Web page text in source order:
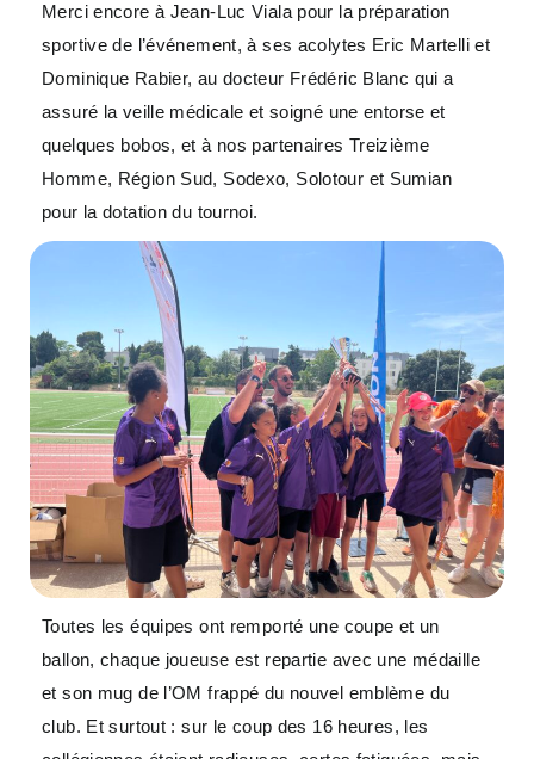
Merci encore à Jean-Luc Viala pour la préparation
sportive de l’événement, à ses acolytes Eric Martelli et
Dominique Rabier, au docteur Frédéric Blanc qui a
assuré la veille médicale et soigné une entorse et
quelques bobos, et à nos partenaires Treizième
Homme, Région Sud, Sodexo, Solotour et Sumian
pour la dotation du tournoi.
Toutes les équipes ont remporté une coupe et un
ballon, chaque joueuse est repartie avec une médaille
et son mug de l’OM frappé du nouvel emblème du
club. Et surtout : sur le coup des 16 heures, les